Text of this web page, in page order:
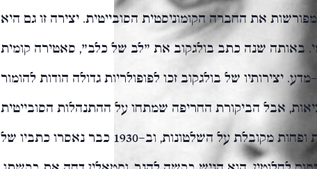
את החברה הקומוניסטית הסובייטית. יצירה זו גם היא
באותה שנה כתב בולגקוב את "לב של כלב", סאטירה קומית
יצירותיו של בולגקוב זכו לפופולריות גדולה הודות להומור
אבל הביקורת החריפה שמתחו על ההתנהלות הסובייטית
נעשתה פחות ופחות מקובלת על השלטונות, וב-1930 כבר נאסרו כתביו של